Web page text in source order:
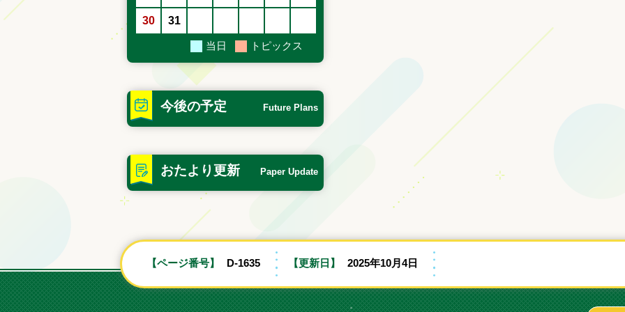
30 31
当日 トピックス
今後の予定 Future Plans
おたより更新 Paper Update
【ページ番号】 D-1635 【更新日】 2025年10月4日